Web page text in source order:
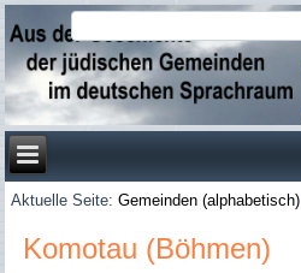
Aktuelle Seite:Gemeinden (alphabetisch)
Komotau (Böhmen)